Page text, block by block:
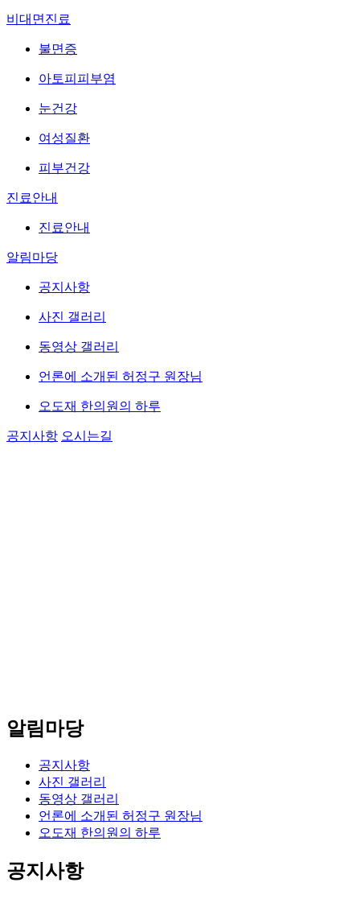
비대면진료
불면증
아토피피부염
눈건강
여성질환
피부건강
진료안내
진료안내
알림마당
공지사항
사진 갤러리
동영상 갤러리
언론에 소개된 허정구 원장님
오도재 한의원의 하루
공지사항 오시는길
알림마당
공지사항
사진 갤러리
동영상 갤러리
언론에 소개된 허정구 원장님
오도재 한의원의 하루
공지사항